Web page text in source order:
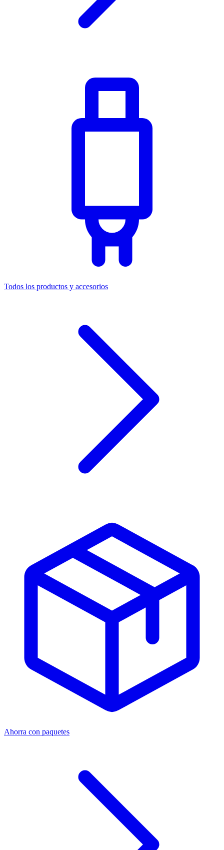
Todos los productos y accesorios
Ahorra con paquetes